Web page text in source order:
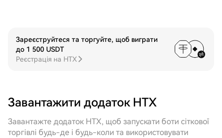
Зареєструйтеся та торгуйте, щоб виграти
до 1 500 USDT
Реєстрація на HTX
Завантажити додаток HTX
Завантажте додаток HTX, щоб запускати боти сіткової
торгівлі будь-де і будь-коли та використовувати